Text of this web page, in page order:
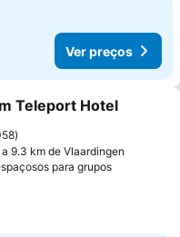
Ver preços
aos favoritos
Teleport Hotel
9.3 km de Vlaardingen
para gruposVer